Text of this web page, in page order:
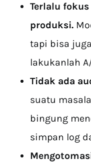
Terlalu
produksi.
tapi bisa
lakukanlah
Tidak ada
suatu
bingung
simpan log